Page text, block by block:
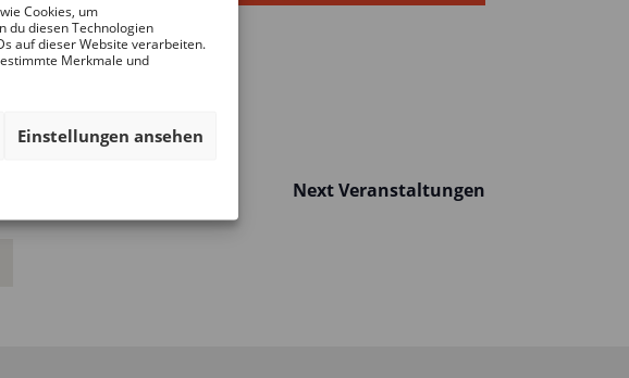
Cookies, um
du diesen Technologien
auf dieser Website verarbeiten.
Merkmale und
Einstellungen ansehen
Im Vorfeld
NextVeranstaltungen